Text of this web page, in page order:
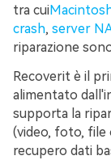
tra cui
crash, server
riparazione
Recoverit è il
alimentato
supporta la
(video, foto, file
recupero dati